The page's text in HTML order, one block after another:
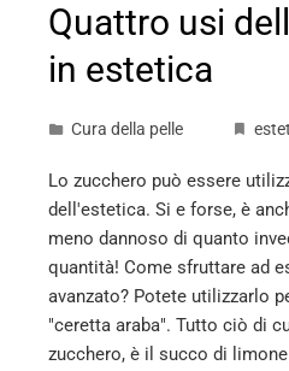
Quattro usi
in estetica
Cura della pelle
Lo zucchero può essere
dell'estetica. Si e forse, è
meno dannoso di quanto
quantità! Come sfruttare ad
avanzato? Potete utilizzarlo
"ceretta araba". Tutto ciò di
zucchero, è il succo di